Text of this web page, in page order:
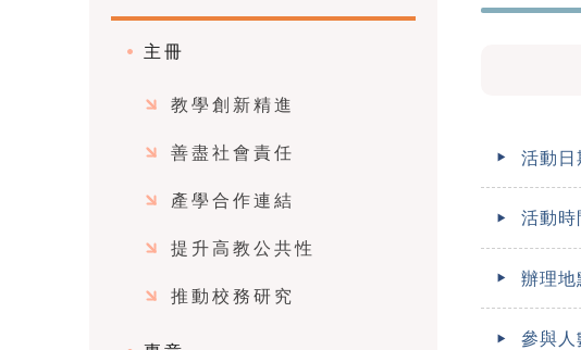
主冊
教學創新精進
善盡社會責任
產學合作連結
提升高教公共性
推動校務研究
活動日
活動時
辦理地
參與人